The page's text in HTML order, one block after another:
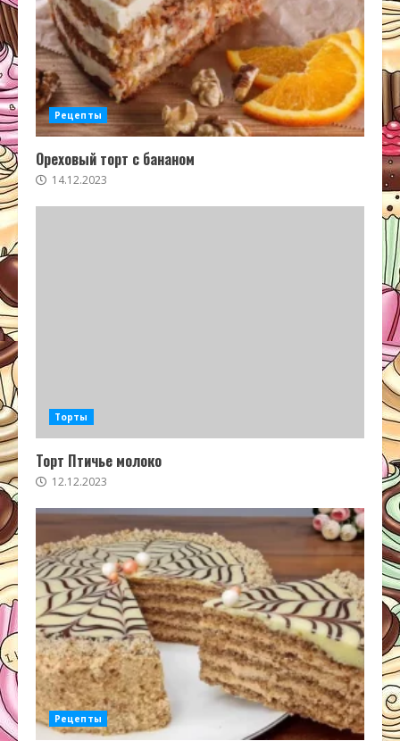
Рецепты
Ореховый торт с бананом
14.12.2023
Торты
Торт Птичье молоко
12.12.2023
Рецепты